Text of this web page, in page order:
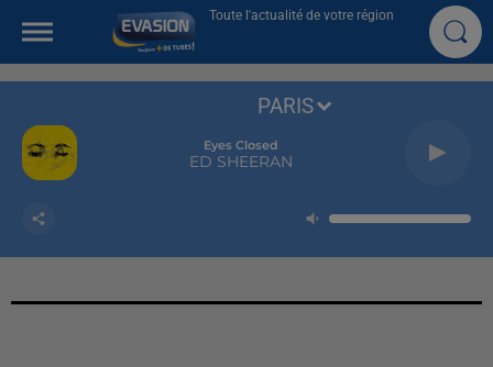
Toute l'actualité de votre région
Eyes Closed
ED SHEERAN
PARIS